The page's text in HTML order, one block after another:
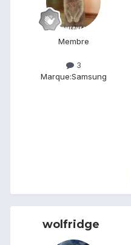
Membre
3
Marque:Samsung
wolfridge